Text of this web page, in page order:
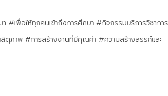
เพื่อให้ทุกคนเข้าถึงการศึกษา #กิจกรรมบริการวิชาการ
ภาพ #การสร้างงานที่มีคุณค่า #ความสร้างสรรค์และ